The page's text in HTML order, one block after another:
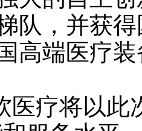
队，并获
高端医疗
医疗将以